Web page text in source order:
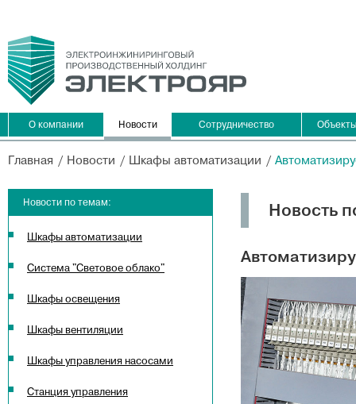
О компании Новости Сотрудничество
Главная Новости Шкафы автоматизации
Новости по темам:
Шкафы автоматизации
Система "Световое облако"
Шкафы освещения
Шкафы вентиляции
Шкафы управления насосами
Станция управления
Новость